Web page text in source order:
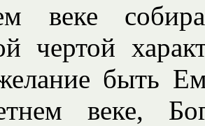
веке
чертой
быть
веке,